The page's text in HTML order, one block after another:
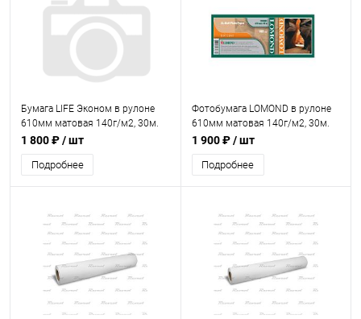
Бумага LIFE Эконом в рулоне
610мм матовая 140г/м2, 30м.
1 800 ₽/ шт
Подробнее
Фотобумага LOMOND в рулоне
610мм матовая 140г/м2, 30м.
(1202081)
1 900 ₽/ шт
Подробнее